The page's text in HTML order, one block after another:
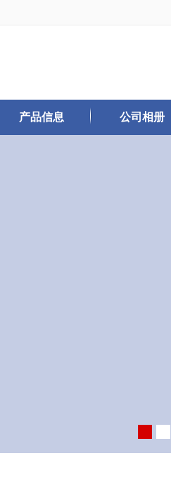
产品信息 公司相册